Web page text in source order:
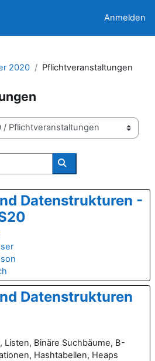
Anmelden
2020 Pflichtveranstaltungen
Kurse suchen
Datenstrukturen -
Datenstrukturen
Binäre Suchbäume, B-
Hashtabellen, Heaps